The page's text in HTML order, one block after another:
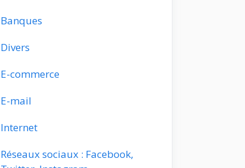
Banques
Divers
E-commerce
E-mail
Internet
Réseaux sociaux : Facebook,